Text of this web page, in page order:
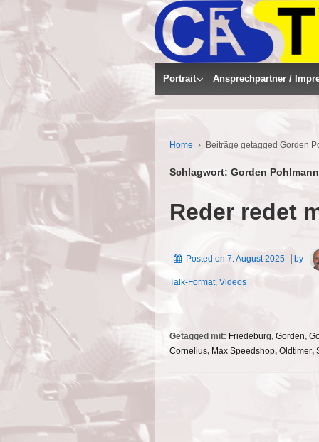
Portrait Ansprechpartner /
Home › Beiträge getagged Gorden
Schlagwort: Gorden Pohlmann
Reder redet
Posted on 7. August 2025 by
Talk-Format, Videos
Getagged mit: Friedeburg, Gorden,
Cornelius, Max Speedshop, Oldtimer,